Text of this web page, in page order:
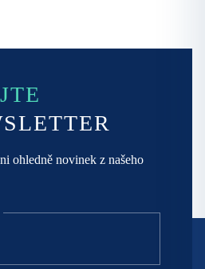
ohledně novinek z našeho